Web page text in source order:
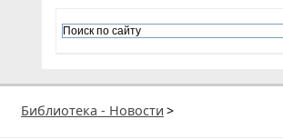
Библиотека - Новости >